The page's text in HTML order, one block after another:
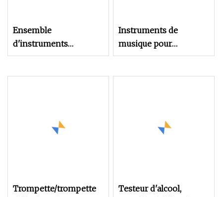
Ensemble
d'instruments
orthopédiques Pfna,
Instruments de
musique pour
instruments de piano
Trompette/trompette
Testeur d'alcool,